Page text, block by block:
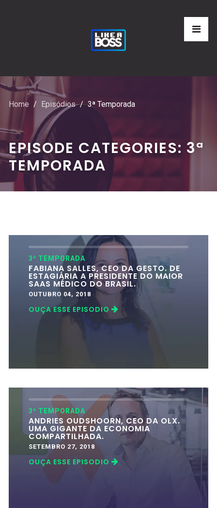
Home Episódios 3ª Temporada
EPISODE CATEGORIES: 3ª
TEMPORADA
3ª TEMPORADA
FABIANA SALLES, CEO DA GESTO. DE
ESTAGIÁRIA A PRESIDENTE DO MAIOR
SAAS MÉDICO DO BRASIL.
OUTUBRO 04, 2018
OUÇA ESSE EPISODIO
3ª TEMPORADA
ANDRIES OUDSHOORN, CEO DA OLX.
UMA GIGANTE DA ECONOMIA
COMPARTILHADA.
SETEMBRO 27, 2018
OUÇA ESSE EPISODIO